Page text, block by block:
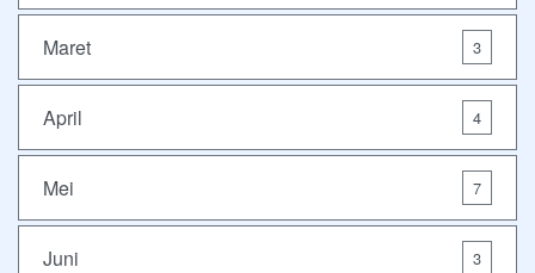
Maret 3
April 4
Mei 7
Juni 3